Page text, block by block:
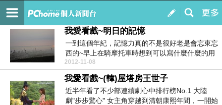
我的
訂閱
謙哥錡弟之千奇百怪~
我愛看戲~明日的記憶
一到這個年紀，記憶力真的不是很好老是會忘東忘
西的~早上在騎摩托車時想到可以寫什麼什麼的用
電腦ke...
2012-11-08
我愛看戲~(韓)屋塔房王世子
近半年看了不少部連續劇心中排行榜No.1 大陸
劇"步步驚心" 女主角穿越到清朝康熙年間，一開始